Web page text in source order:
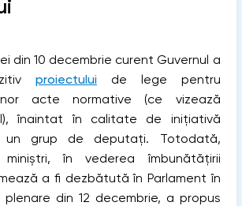
din 10 decembrie curent Guvernul a
proiectului de lege pentru
acte normative (ce vizează
înaintat în calitate de inițiativă
un grup de deputați. Totodată,
în vederea îmbunătățirii
a fi dezbătută în Parlament în
din 12 decembrie, a propus